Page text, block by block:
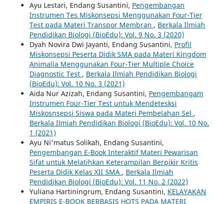
Ayu Lestari, Endang Susantini, Pengembangan
Instrumen Tes Miskonsepsi Menggunakan Four-Tier
Test pada Materi Transpor Membran , Berkala Ilmiah
Pendidikan Biologi (BioEdu): Vol. 9 No. 3 (2020)
Dyah Novira Dwi Jayanti, Endang Susantini, Profil
Miskonsepsi Peserta Didik SMA pada Materi Kingdom
Animalia Menggunakan Four-Tier Multiple Choice
Diagnostic Test , Berkala Ilmiah Pendidikan Biologi
(BioEdu): Vol. 10 No. 3 (2021)
Aida Nur Azizah, Endang Susantini, Pengembangam
Instrumen Four-Tier Test untuk Mendetesksi
Miskosnsepsi Siswa pada Materi Pembelahan Sel ,
Berkala Ilmiah Pendidikan Biologi (BioEdu): Vol. 10 No.
1 (2021)
Ayu Ni'matus Solikah, Endang Susantini,
Pengembangan E-Book Interaktif Materi Pewarisan
Sifat untuk Melatihkan Keterampilan Berpikir Kritis
Peserta Didik Kelas XII SMA , Berkala Ilmiah
Pendidikan Biologi (BioEdu): Vol. 11 No. 2 (2022)
Yuliana Hartiningrum, Endang Susantini, KELAYAKAN
EMPIRIS E-BOOK BERBASIS HOTS PADA MATERI